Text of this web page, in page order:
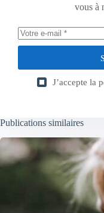
vous à
J’accepte la
Publications similaires